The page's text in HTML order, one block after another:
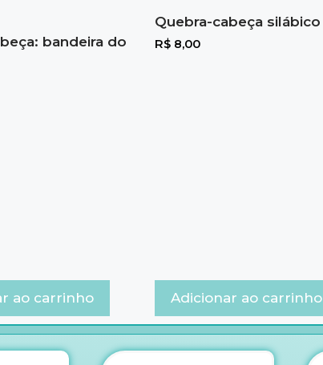
bandeira do
ao carrinho
Quebra-cabeça silábico
R$ 8,00
Adicionar ao carrinho